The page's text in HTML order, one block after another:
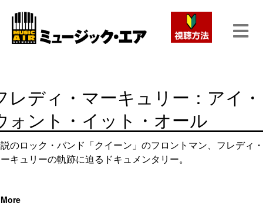
レディ・マーキュリー：アイ・
ォント・イット・オール
のロック・バンド「クイーン」のフロントマン、フレディ・
キュリーの軌跡に迫るドキュメンタリー。
More